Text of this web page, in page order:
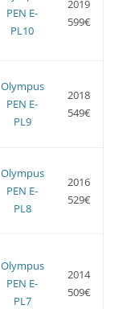
PEN E-
PL10
2019
599€
Olympus
PEN E-
PL9
2018
549€
Olympus
PEN E-
PL8
2016
529€
Olympus
PEN E-
PL7
2014
509€